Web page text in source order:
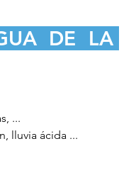
DE LA
...
lluvia ácida ...